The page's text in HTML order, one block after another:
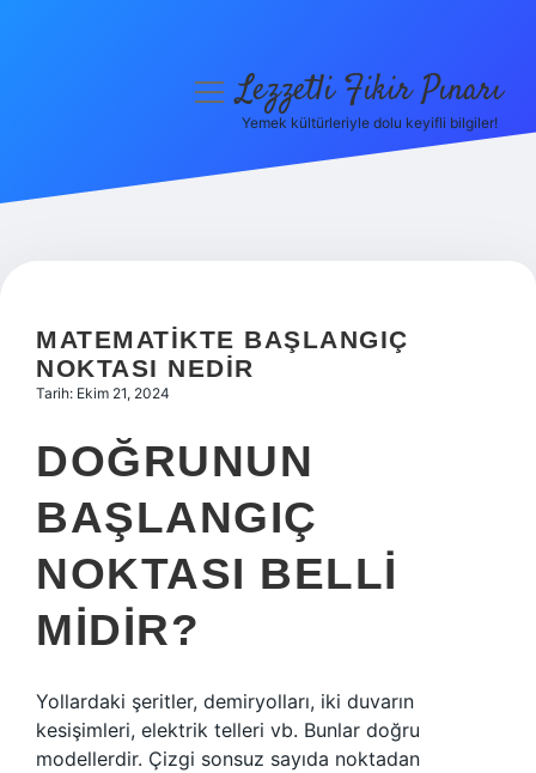
Hakkımızda
menüyüLezzetli Fikir Pınarı
Yemek kültürleriyle dolu keyifli bilgiler!
MATEMATIKTE BAŞLANGIÇ
NOKTASI NEDIR
Tarih: Ekim 21, 2024
DOĞRUNUN
BAŞLANGIÇ
NOKTASI BELLI
MIDIR?
Yollardaki şeritler, demiryolları, iki duvarın
kesişimleri, elektrik telleri vb. Bunlar doğru
modellerdir. Çizgi sonsuz sayıda noktadan